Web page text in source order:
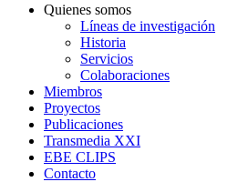
Quienes somos
Líneas de investigación
Historia
Servicios
Colaboraciones
Miembros
Proyectos
Publicaciones
Transmedia XXI
EBE CLIPS
Contacto